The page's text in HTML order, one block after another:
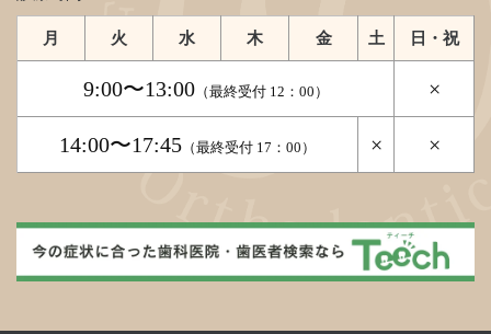
月 火 水 木 金 土 日・祝
9:00〜13:00（最終受付 12：00） ×
14:00〜17:45 （最終受付 17：00） × ×